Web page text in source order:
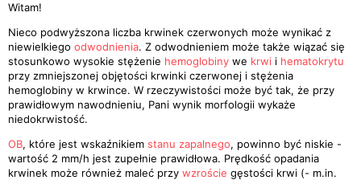
Witam!
Nieco podwyższona liczba krwinek czerwonych może wynikać z
niewielkiego odwodnienia. Z odwodnieniem może także wiązać się
stosunkowo wysokie stężenie hemoglobiny we krwi i hematokrytu
przy zmniejszonej objętości krwinki czerwonej i stężenia
hemoglobiny w krwince. W rzeczywistości może być tak, że przy
prawidłowym nawodnieniu, Pani wynik morfologii wykaże
niedokrwistość.
OB, które jest wskaźnikiem stanu zapalnego, powinno być niskie -
wartość 2 mm/h jest zupełnie prawidłowa. Prędkość opadania
krwinek może również maleć przy wzroście gęstości krwi (- m.in.